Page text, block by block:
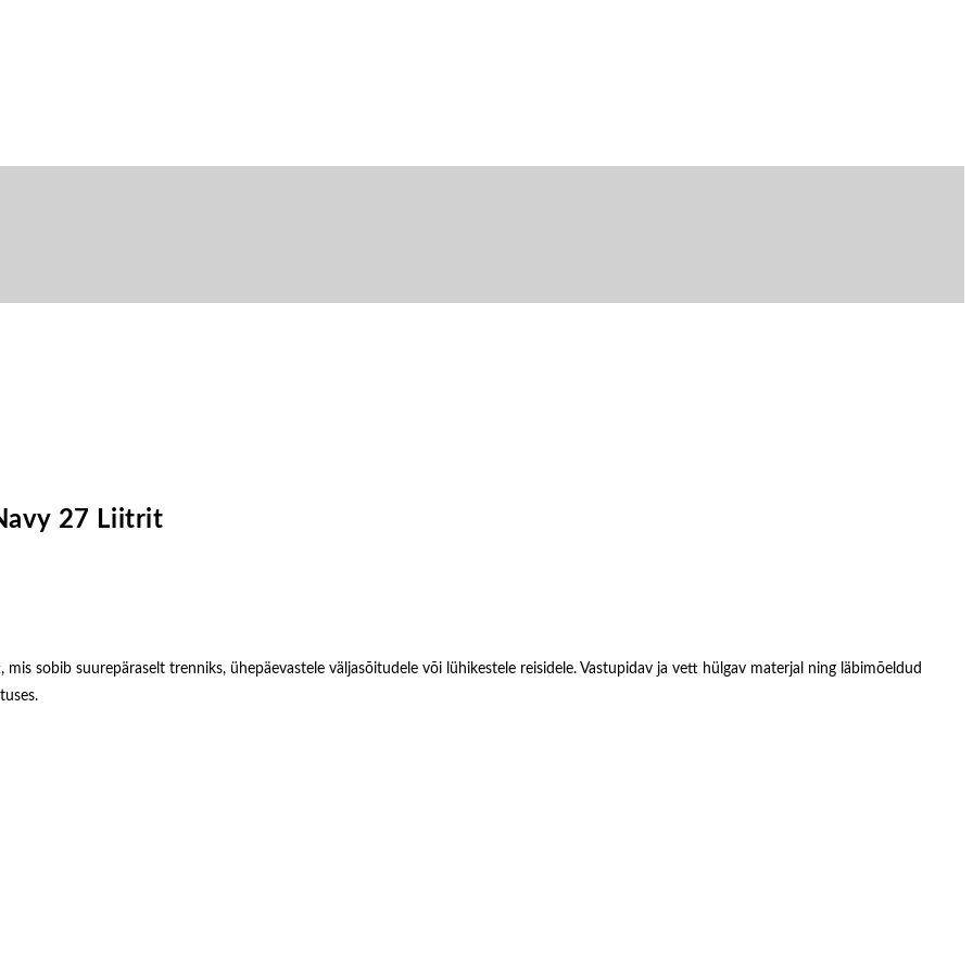
27 Liitrit
sobib suurepäraselt trenniks, ühepäevastele väljasõitudele või lühikestele reisidele. Vastupidav ja vett hülgav materjal ning läbimõeldud